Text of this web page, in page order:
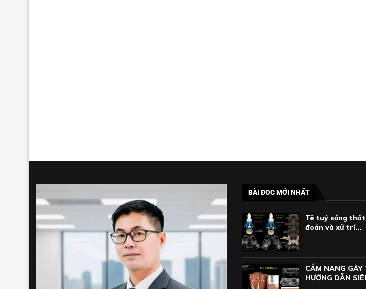
BÀI ĐOC MỚI NHẤT
Tê tuỷ sống thất
đoán và xử trí...
CẨM NANG GÂY
HƯỚNG DẪN